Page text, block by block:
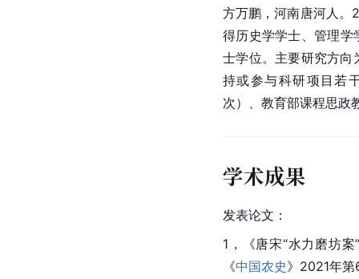
方万鹏，河南唐河人
得历史学学士、管理学
士学位。主要研究方向
持或参与科研项目若
次）、教育部课程思政
学术成果
发表论文：
1，《唐宋“水力磨坊
《中国农史》2021年第